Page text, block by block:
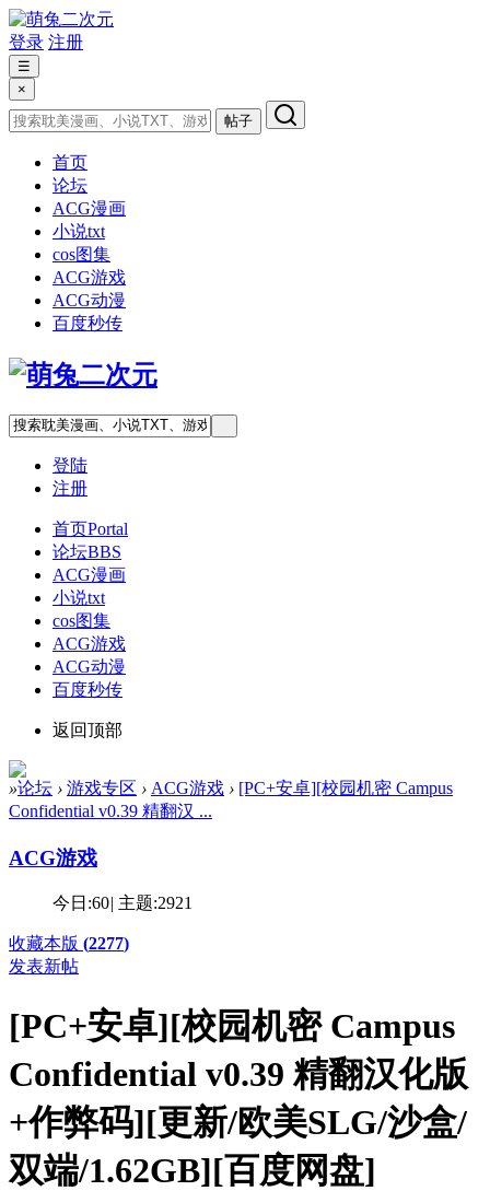
登录 注册
☰
×
帖子
首页
论坛
ACG漫画
小说txt
cos图集
ACG游戏
ACG动漫
百度秒传
登陆
注册
首页Portal
论坛BBS
ACG漫画
小说txt
cos图集
ACG游戏
ACG动漫
百度秒传
返回顶部
»论坛 › 游戏专区 › ACG游戏 › [PC+安卓][校园机密 Campus
Confidential v0.39 精翻汉 ...
ACG游戏
今日:60| 主题:2921
收藏本版 (2277)
发表新帖
[PC+安卓][校园机密 Campus
Confidential v0.39 精翻汉化版
+作弊码][更新/欧美SLG/沙盒/
双端/1.62GB][百度网盘]